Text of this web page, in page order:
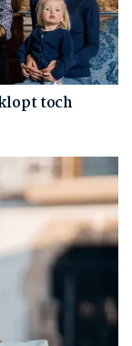
toch